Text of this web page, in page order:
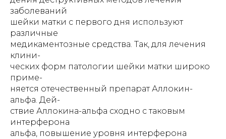
заболеваний
шейки матки с первого дня используют
различные
медикаментозные средства. Так, для лечения
клини-
ческих форм патологии шейки матки широко
приме-
няется отечественный препарат Аллокин-
альфа. Дей-
ствие Аллокина-альфа сходно с таковым
интерферона
альфа, повышение уровня интерферона